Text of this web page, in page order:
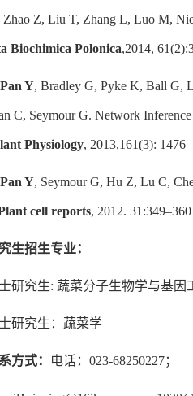
Zhao Z, Liu T, Zhang L, Luo M,
Biochimica Polonica,2014,
Pan Y, Bradley G, Pyke K, Ball G,
C, Seymour G. Network
Physiology, 2013,161(3):
Pan Y, Seymour G, Hu Z, Lu C,
cell reports, 2012. 31:349–360
生招生专业：
研究生: 蔬菜分子生物学与基因
研究生：蔬菜学
方式： 电话：023-68250227；